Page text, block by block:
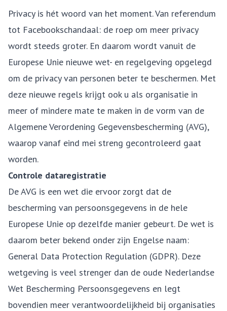
Privacy is hét woord van het moment. Van referendum
tot Facebookschandaal: de roep om meer privacy
wordt steeds groter. En daarom wordt vanuit de
Europese Unie nieuwe wet- en regelgeving opgelegd
om de privacy van personen beter te beschermen. Met
deze nieuwe regels krijgt ook u als organisatie in
meer of mindere mate te maken in de vorm van de
Algemene Verordening Gegevensbescherming (AVG),
waarop vanaf eind mei streng gecontroleerd gaat
worden.
Controle dataregistratie
De AVG is een wet die ervoor zorgt dat de
bescherming van persoonsgegevens in de hele
Europese Unie op dezelfde manier gebeurt. De wet is
daarom beter bekend onder zijn Engelse naam:
General Data Protection Regulation (GDPR). Deze
wetgeving is veel strenger dan de oude Nederlandse
Wet Bescherming Persoonsgegevens en legt
bovendien meer verantwoordelijkheid bij organisaties